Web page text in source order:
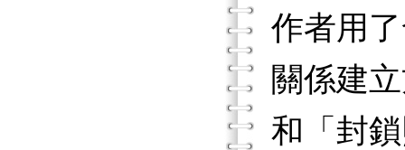
作者用
關係建
和「封